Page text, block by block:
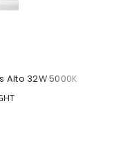
32W 5000K